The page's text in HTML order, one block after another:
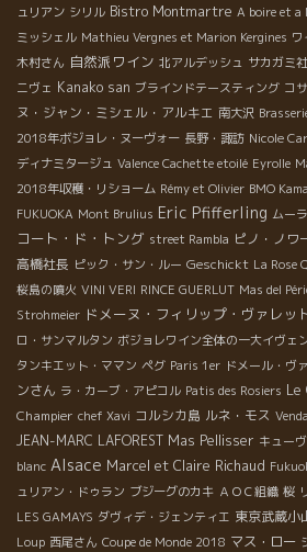
ュリアン シリル Bistro Montmartre A boire et a
ミッシェル Mathieu Vergnes et Marion Kergines
木村さん 自然派ワイン 北アルデッシュ サカガミ社
ニヴェ Kanako san ブラインドテースティング コ
ヌ・ジャン・ミシェル・アルキエ 南大沢
2018年ボジョレ・ヌーヴォー 長野・諏訪 Nicole
ディナミタージュ Valence Cachette etoilé Eyrolle
2018年収穫・リショーム Rémy et Olivier BMO
FUKUOKA Mont Brulius Eric Pfifferling ムー
コート・ド・トング street Rambla ピノ・ノワ
高橋社長 ピック・サン・ルー Geschickt La Rose
桜島の噴火 VINI VERI RINCE GUERLUT Mas del
Strohmeier ドメーヌ・フィリップ・ヴァレッ
ロ・サンマルタン ボジョレワイン全体の一大イヴェ
タンキエット・ママン ペグ Paris 1er ドメール・ヴ
ンさん ラ・カーブ・アピコル Patis des Rosiers Le
Champier chef Xavi コルシカ島 ルネ・モス
JEAN-MARC LAFOREST Mas Pellisser キュー
blanc Alsace Marcel et Claire Richaud
ュリアン・ドゥラン ブジーグのカキ ＡＯＣ組織 桜
LES GAMAYS ダヴィデ・ジェンティエ 東京武蔵小
Loup 西尾さん Coupe de Monde 2018 マス・ロー